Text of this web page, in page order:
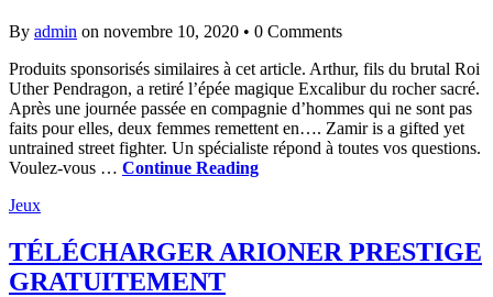
By admin on novembre 10, 2020 • 0 Comments
Produits sponsorisés similaires à cet article. Arthur, fils du brutal Roi
Uther Pendragon, a retiré l’épée magique Excalibur du rocher sacré.
Après une journée passée en compagnie d’hommes qui ne sont pas
faits pour elles, deux femmes remettent en…. Zamir is a gifted yet
untrained street fighter. Un spécialiste répond à toutes vos questions.
Voulez-vous … Continue Reading
Jeux
TÉLÉCHARGER ARIONER PRESTIGE
GRATUITEMENT